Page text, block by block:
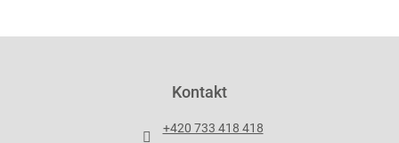
Kontakt
+420 733 418 418